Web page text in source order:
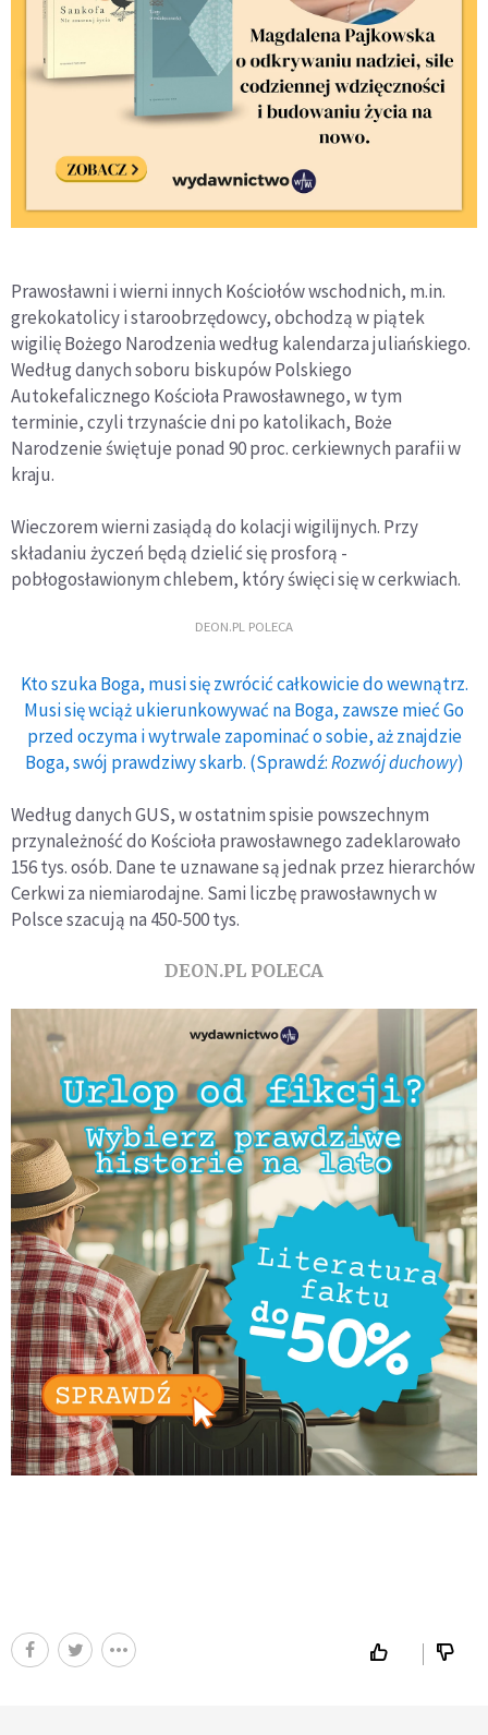
Prawosławni i wierni innych Kościołów wschodnich, m.in.
grekokatolicy i staroobrzędowcy, obchodzą w piątek
wigilię Bożego Narodzenia według kalendarza juliańskiego.
Według danych soboru biskupów Polskiego
Autokefalicznego Kościoła Prawosławnego, w tym
terminie, czyli trzynaście dni po katolikach, Boże
Narodzenie świętuje ponad 90 proc. cerkiewnych parafii w
kraju.
Wieczorem wierni zasiądą do kolacji wigilijnych. Przy
składaniu życzeń będą dzielić się prosforą -
pobłogosławionym chlebem, który święci się w cerkwiach.
DEON.PL POLECA
Kto szuka Boga, musi się zwrócić całkowicie do wewnątrz.
Musi się wciąż ukierunkowywać na Boga, zawsze mieć Go
przed oczyma i wytrwale zapominać o sobie, aż znajdzie
Boga, swój prawdziwy skarb. (Sprawdź:Rozwój duchowy)
Według danych GUS, w ostatnim spisie powszechnym
przynależność do Kościoła prawosławnego zadeklarowało
156 tys. osób. Dane te uznawane są jednak przez hierarchów
Cerkwi za niemiarodajne. Sami liczbę prawosławnych w
Polsce szacują na 450-500 tys.
DEON.PL POLECA